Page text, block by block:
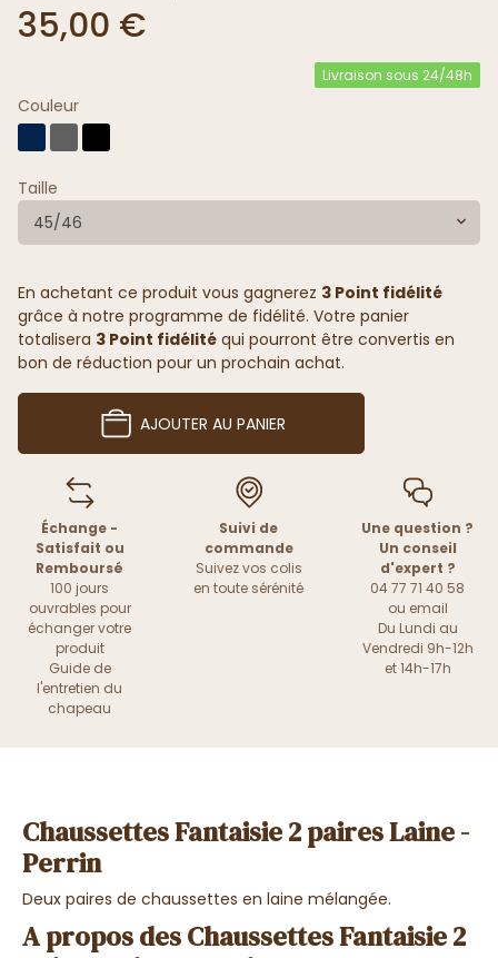
35,00 €
Livraison sous 24/48h
Couleur
Taille
45/46
En achetant ce produit vous gagnerez 3 Point fidélité
grâce à notre programme de fidélité. Votre panier
totalisera 3 Point fidélité qui pourront être convertis en
bon de réduction pour un prochain achat.
AJOUTER AU PANIER
Échange -
Satisfait ou
Remboursé
100 jours
ouvrables pour
échanger votre
produit
Guide de
l'entretien du
chapeau
Suivi de
commande
Suivez vos colis
en toute sérénité
Une question ?
Un conseil
d'expert ?
04 77 71 40 58
ou email
Du Lundi au
Vendredi 9h-12h
et 14h-17h
Chaussettes Fantaisie 2 paires Laine -
Perrin
Deux paires de chaussettes en laine mélangée.
A propos des Chaussettes Fantaisie 2